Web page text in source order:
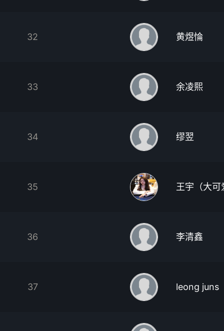
32 黄煜惀
33 余凌熙
34 缪翌
35 王宇（大可
36 李清鑫
37 leong juns